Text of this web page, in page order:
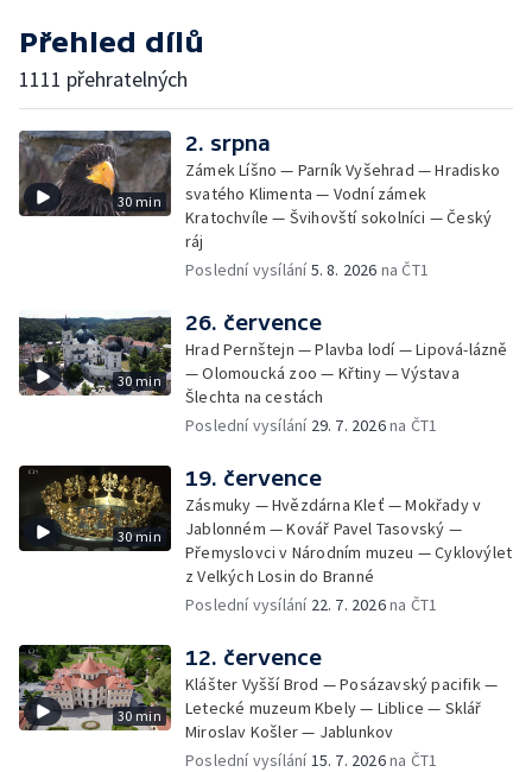
Přehled dílů
1111 přehratelných
30 min
2. srpna
Zámek Líšno — Parník Vyšehrad — Hradisko
svatého Klimenta — Vodní zámek
Kratochvíle — Švihovští sokolníci — Český
ráj
Poslední vysílání5. 8. 2026 na ČT1
30 min
26. července
Hrad Pernštejn — Plavba lodí — Lipová-lázně
— Olomoucká zoo — Křtiny — Výstava
Šlechta na cestách
Poslední vysílání 29. 7. 2026na ČT1
30 min
19. července
Zásmuky — Hvězdárna Kleť — Mokřady v
Jablonném — Kovář Pavel Tasovský —
Přemyslovci v Národním muzeu — Cyklovýlet
z Velkých Losin do Branné
Poslední vysílání 22. 7. 2026na ČT1
30 min
12. července
Klášter Vyšší Brod — Posázavský pacifik —
Letecké muzeum Kbely — Liblice — Sklář
Miroslav Košler — Jablunkov
Poslední vysílání15. 7. 2026na ČT1